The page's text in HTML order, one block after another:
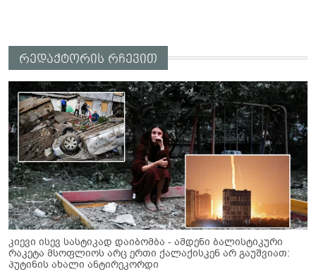
რედაქტორის რჩევით
კიევი ისევ სასტიკად დაიბომბა - ამდენი ბალისტიკური
რაკეტა მსოფლიოს არც ერთი ქალაქისკენ არ გაუშვიათ:
პუტინის ახალი ანტირეკორდი